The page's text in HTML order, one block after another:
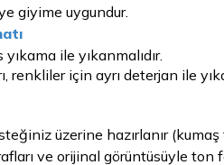
giyime uygundur.
ile yıkanmalıdır.
renkliler için ayrı deterjan ile
üzerine hazırlanır
ve orijinal görüntüsüyle ton